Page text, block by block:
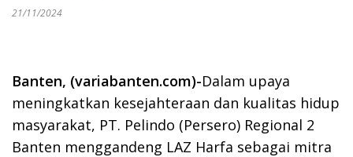
21/11/2024
Banten, (variabanten.com)-Dalam upaya
meningkatkan kesejahteraan dan kualitas hidup
masyarakat, PT. Pelindo (Persero) Regional 2
Banten menggandeng LAZ Harfa sebagai mitra